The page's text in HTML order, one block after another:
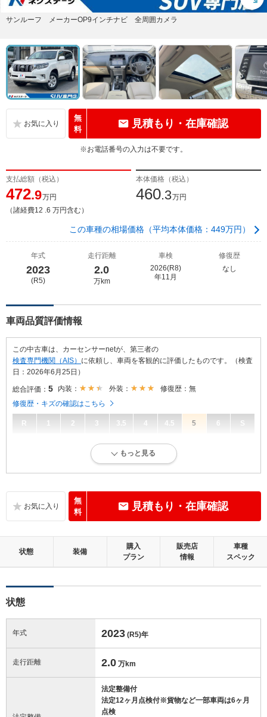
サンルーフ メーカーOP9インチナビ 全周囲カメラ
無
料
見積もり・在庫確認
※お電話番号の入力は不要です。
支払総額（税込）
472.9万円
（諸経費12 .6 万円含む）
本体価格（税込）
460.3万円
この車種の相場価格（平均本体価格：449万円）
年式
2023
(R5)
走行距離
2.0
万km
車検
2026(R8)
年11月
修復歴
なし
車両品質評価情報
この中古車は、カーセンサーnetが、第三者の
検査専門機関（AIS） に依頼し、車両を客観的に評価したものです。（検査
日：2026年6月25日）
総合評価： 5 内装： 外装：
修復歴：無
修復歴・キズの確認はこちら
R 1 2 3 3.5 4 4.5 5 6 S
走行距離5万km以下で、内外装にダメージがほとんどない、良好な状態
目立たない軽微なダメージはありますが、良好な状態です。
外装：
無キズ、もしくはキズやヘコミなどがほぼない、とても綺麗な状態で
修復歴：無
もっと見る
無
料
見積もり・在庫確認
状態 装備
購入
プラン
販売店
情報
車種
スペック
状態
年式 2023 (R5)年
走行距離 2.0 万km
法定整備付
法定12ヶ月点検付※貨物など一部車両は6ヶ月
点検